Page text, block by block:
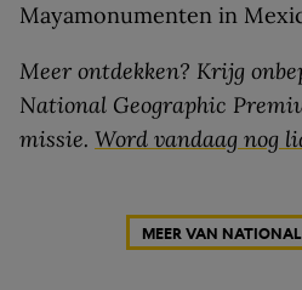
Mayamonumenten in
Meer ontdekken? Krijg
National Geographic
missie. Word vandaag nog
MEER VAN